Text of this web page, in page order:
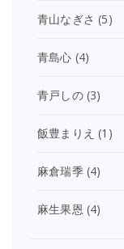
青山なぎさ (5)
青島心 (4)
青戸しの(3)
飯豊まりえ (1)
麻倉瑞季(4)
麻生果恩 (4)